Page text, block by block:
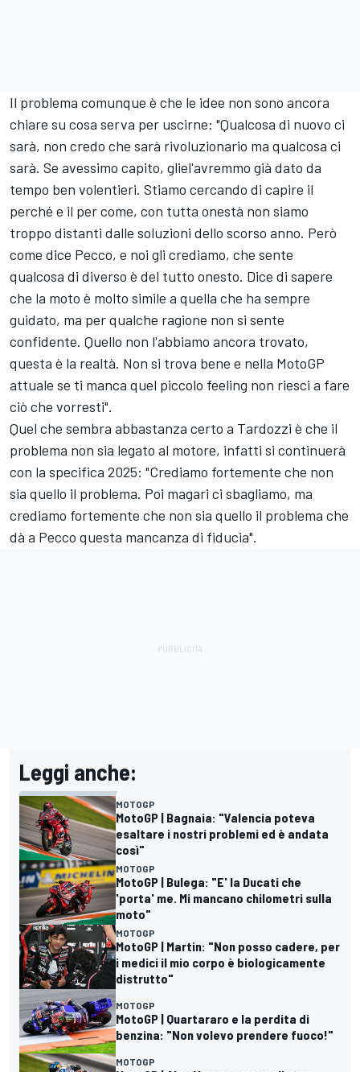
Il problema comunque è che le idee non sono ancora
chiare su cosa serva per uscirne: "Qualcosa di nuovo ci
sarà, non credo che sarà rivoluzionario ma qualcosa ci
sarà. Se avessimo capito, gliel'avremmo già dato da
tempo ben volentieri. Stiamo cercando di capire il
perché e il per come, con tutta onestà non siamo
troppo distanti dalle soluzioni dello scorso anno. Però
come dice Pecco, e noi gli crediamo, che sente
qualcosa di diverso è del tutto onesto. Dice di sapere
che la moto è molto simile a quella che ha sempre
guidato, ma per qualche ragione non si sente
confidente. Quello non l'abbiamo ancora trovato,
questa è la realtà. Non si trova bene e nella MotoGP
attuale se ti manca quel piccolo feeling non riesci a fare
ciò che vorresti".
Quel che sembra abbastanza certo a Tardozzi è che il
problema non sia legato al motore, infatti si continuerà
con la specifica 2025: "Crediamo fortemente che non
sia quello il problema. Poi magari ci sbagliamo, ma
crediamo fortemente che non sia quello il problema che
dà a Pecco questa mancanza di fiducia".
Leggi anche:
MOTOGP
MotoGP | Bagnaia: "Valencia poteva
esaltare i nostri problemi ed è andata
così"
MOTOGP
MotoGP | Bulega: "E' la Ducati che
'porta' me. Mi mancano chilometri sulla
moto"
MOTOGP
MotoGP | Martin: "Non posso cadere, per
i medici il mio corpo è biologicamente
distrutto"
MOTOGP
MotoGP | Quartararo e la perdita di
benzina: "Non volevo prendere fuoco!"
MOTOGP